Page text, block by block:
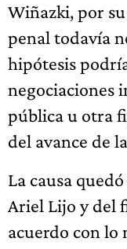
Wiñazki, por
penal todavía
hipótesis
negociaciones
pública u otra
del avance de
La causa
Ariel Lijo y del
acuerdo con lo